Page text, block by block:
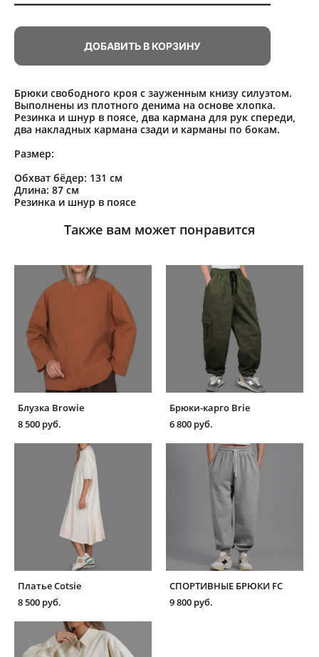
ДОБАВИТЬ В КОРЗИНУ
Брюки свободного кроя с зауженным книзу силуэтом.
Выполнены из плотного денима на основе хлопка.
Резинка и шнур в поясе, два кармана для рук спереди,
два накладных кармана сзади и карманы по бокам.
Размер:
Обхват бёдер: 131 см
Длина: 87 см
Резинка и шнур в поясе
Также вам может понравится
Блузка Browie
8 500 pуб.
Брюки-карго Brie
6 800 pуб.
Платье Cotsie
8 500 pуб.
СПОРТИВНЫЕ БРЮКИ FC
9 800 pуб.